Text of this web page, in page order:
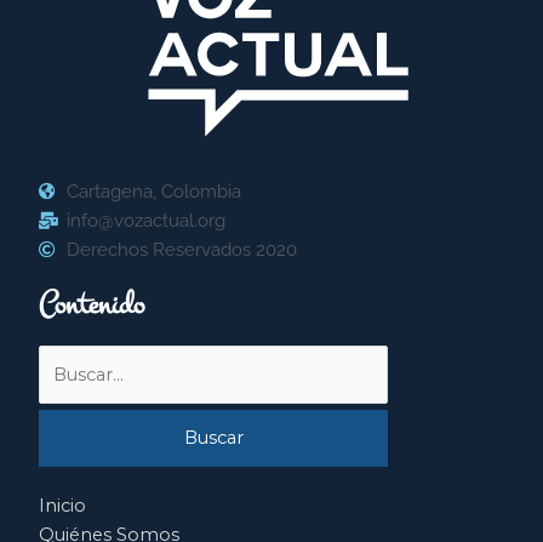
Cartagena, Colombia
info@vozactual.org
Derechos Reservados 2020
Contenido
por:
Inicio
Quiénes Somos